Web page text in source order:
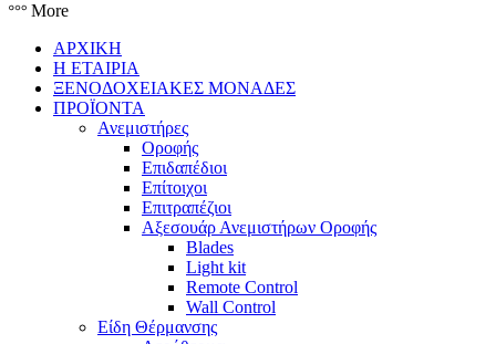
More
ΑΡΧΙΚΗ
Η ΕΤΑΙΡΙΑ
ΞΕΝΟΔΟΧΕΙΑΚΕΣ ΜΟΝΑΔΕΣ
ΠΡΟΪΟΝΤΑ
Ανεμιστήρες
Οροφής
Επιδαπέδιοι
Επίτοιχοι
Επιτραπέζιοι
Αξεσουάρ Ανεμιστήρων Οροφής
Blades
Light kit
Remote Control
Wall Control
Είδη Θέρμανσης